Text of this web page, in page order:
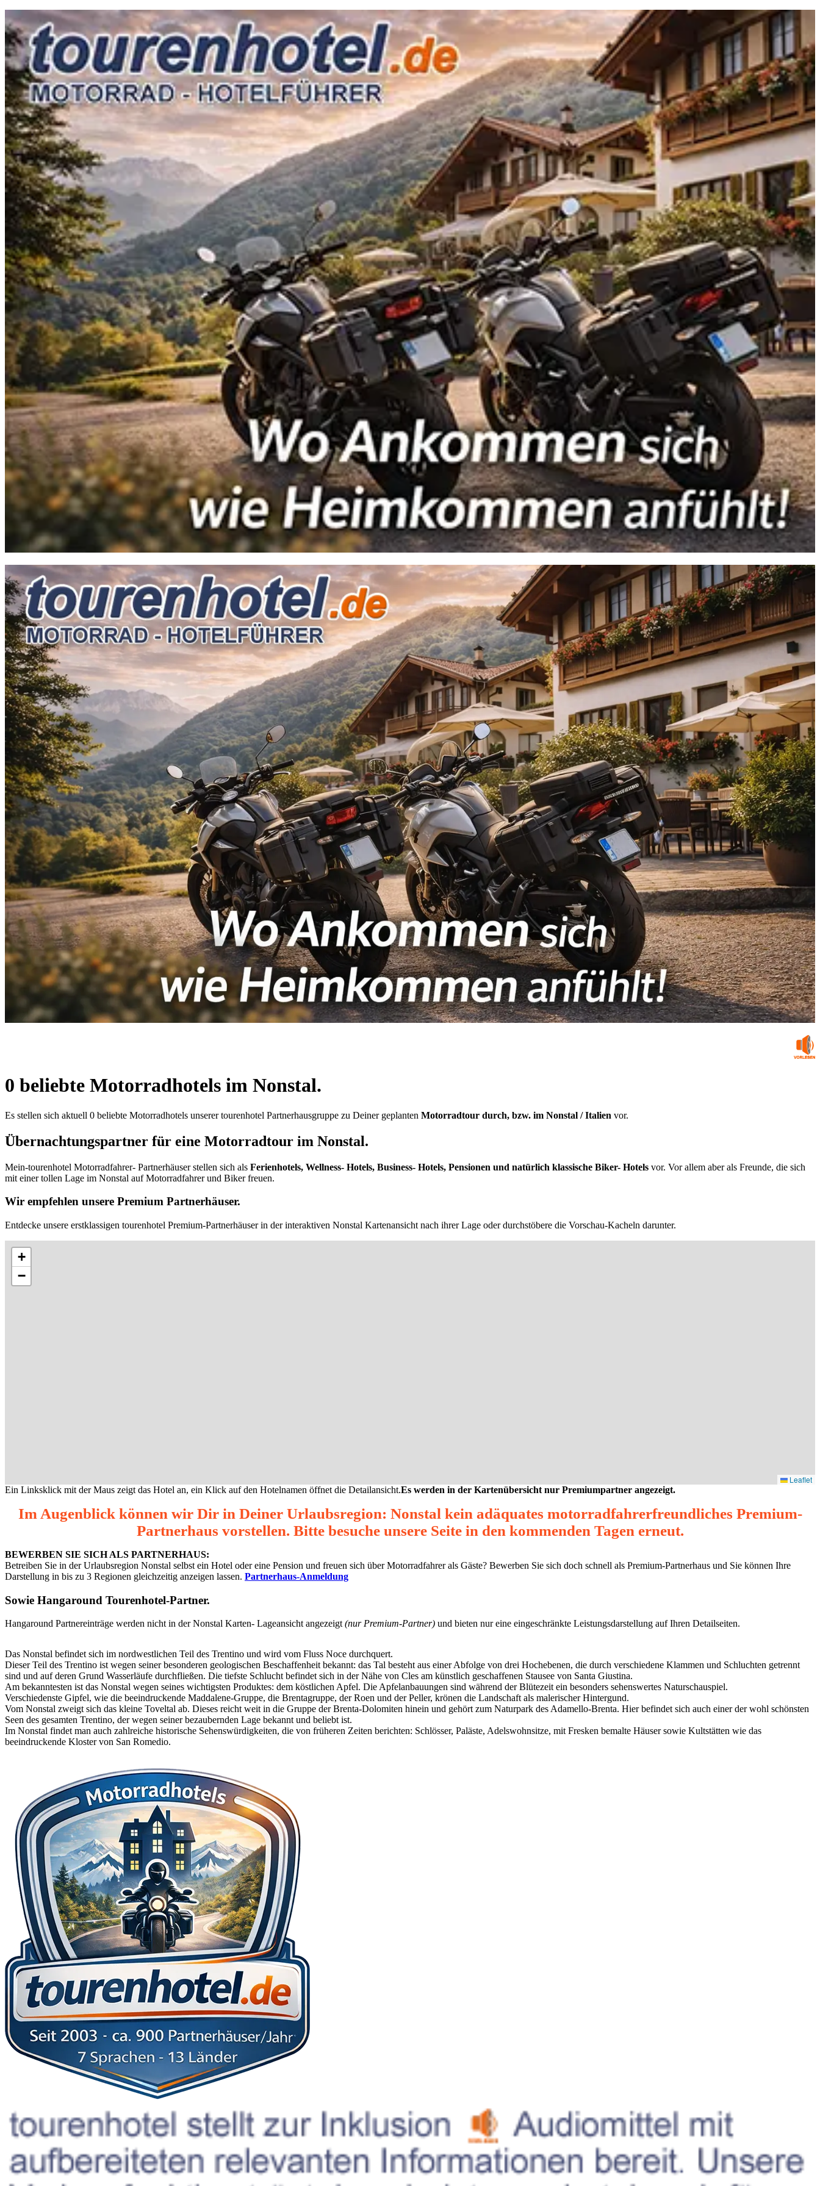
0 beliebte Motorradhotels im Nonstal.
Es stellen sich aktuell 0 beliebte Motorradhotels unserer tourenhotel Partnerhausgruppe zu Deiner geplanten Motorradtour durch, bzw. im Nonstal / Italien vor.
Übernachtungspartner für eine Motorradtour im Nonstal.
Mein-tourenhotel Motorradfahrer- Partnerhäuser stellen sich als Ferienhotels, Wellness- Hotels, Business- Hotels, Pensionen und natürlich klassische Biker- Hotels vor. Vor allem aber als Freunde, die sich
mit einer tollen Lage im Nonstal auf Motorradfahrer und Biker freuen.
Wir empfehlen unsere Premium Partnerhäuser.
Entdecke unsere erstklassigen tourenhotel Premium-Partnerhäuser in der interaktiven Nonstal Kartenansicht nach ihrer Lage oder durchstöbere die Vorschau-Kacheln darunter.
+
−
Leaflet
Ein Linksklick mit der Maus zeigt das Hotel an, ein Klick auf den Hotelnamen öffnet die Detailansicht.Es werden in der Kartenübersicht nur Premiumpartner angezeigt.
Im Augenblick können wir Dir in Deiner Urlaubsregion: Nonstal kein adäquates motorradfahrerfreundliches Premium-
Partnerhaus vorstellen. Bitte besuche unsere Seite in den kommenden Tagen erneut.
BEWERBEN SIE SICH ALS PARTNERHAUS:
Betreiben Sie in der Urlaubsregion Nonstal selbst ein Hotel oder eine Pension und freuen sich über Motorradfahrer als Gäste? Bewerben Sie sich doch schnell als Premium-Partnerhaus und Sie können Ihre
Darstellung in bis zu 3 Regionen gleichzeitig anzeigen lassen. Partnerhaus-Anmeldung
Sowie Hangaround Tourenhotel-Partner.
Hangaround Partnereinträge werden nicht in der Nonstal Karten- Lageansicht angezeigt(nur Premium-Partner) und bieten nur eine eingeschränkte Leistungsdarstellung auf Ihren Detailseiten.
Das Nonstal befindet sich im nordwestlichen Teil des Trentino und wird vom Fluss Noce durchquert.
Dieser Teil des Trentino ist wegen seiner besonderen geologischen Beschaffenheit bekannt: das Tal besteht aus einer Abfolge von drei Hochebenen, die durch verschiedene Klammen und Schluchten getrennt
sind und auf deren Grund Wasserläufe durchfließen. Die tiefste Schlucht befindet sich in der Nähe von Cles am künstlich geschaffenen Stausee von Santa Giustina.
Am bekanntesten ist das Nonstal wegen seines wichtigsten Produktes: dem köstlichen Apfel. Die Apfelanbauungen sind während der Blütezeit ein besonders sehenswertes Naturschauspiel.
Verschiedenste Gipfel, wie die beeindruckende Maddalene-Gruppe, die Brentagruppe, der Roen und der Peller, krönen die Landschaft als malerischer Hintergund.
Vom Nonstal zweigt sich das kleine Toveltal ab. Dieses reicht weit in die Gruppe der Brenta-Dolomiten hinein und gehört zum Naturpark des Adamello-Brenta. Hier befindet sich auch einer der wohl schönsten
Seen des gesamten Trentino, der wegen seiner bezaubernden Lage bekannt und beliebt ist.
Im Nonstal findet man auch zahlreiche historische Sehenswürdigkeiten, die von früheren Zeiten berichten: Schlösser, Paläste, Adelswohnsitze, mit Fresken bemalte Häuser sowie Kultstätten wie das
beeindruckende Kloster von San Romedio.